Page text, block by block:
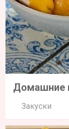
Домашние
Закуски